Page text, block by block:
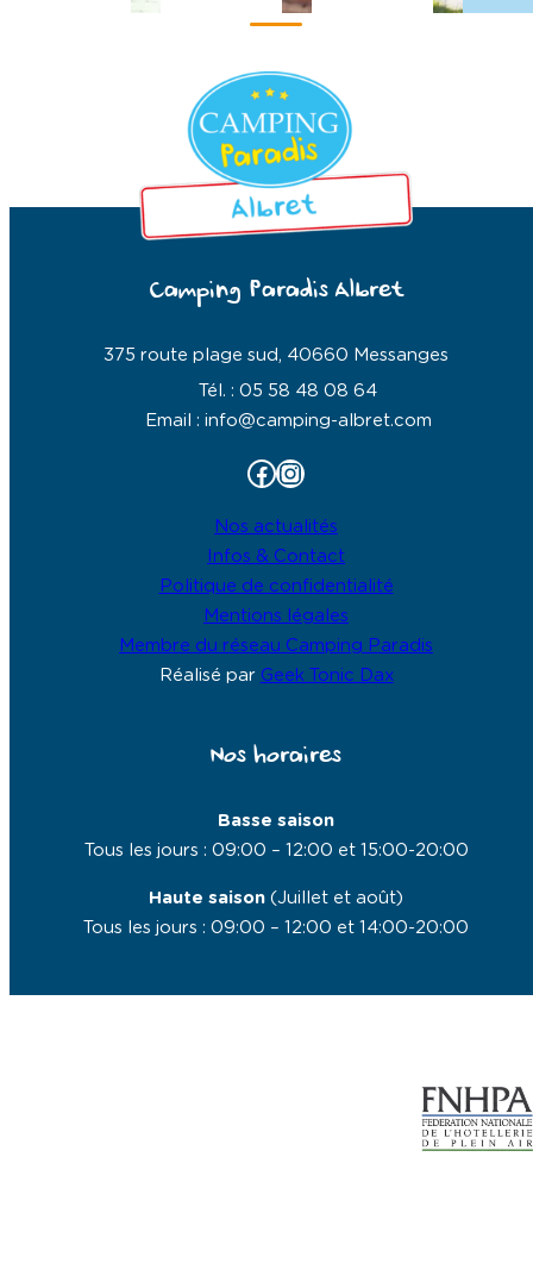
Camping Paradis Albret
375 route plage sud, 40660 Messanges
Tél. : 05 58 48 08 64
Email : info@camping-albret.com
Facebook Instagram
Nos actualités
Infos & Contact
Politique de confidentialité
Mentions légales
Membre du réseau Camping Paradis
Réalisé par Geek Tonic Dax
Nos horaires
Basse saison
Tous les jours : 09:00 – 12:00 et 15:00-20:00
Haute saison (Juillet et août)
Tous les jours : 09:00 – 12:00 et 14:00-20:00